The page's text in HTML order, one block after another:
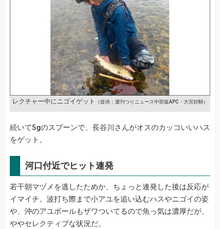
レクチャー中にニゴイゲット （提供：週刊つりニュース中部版APC・大宮好騎）
続いて5gのスプーンで、長谷川さんがオスのカッコいいハス
をゲット。
河口付近でヒット連発
若干朝マヅメを逃したためか、ちょっと連発した後は反応が
イマイチ。波打ち際まで小アユを追い込むハスやニゴイの姿
や、沖のアユボールもザワついてるので魚っ気は濃厚だが、
ややセレクティブな状況だ。